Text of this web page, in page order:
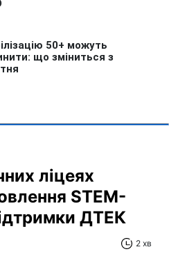
ліцеях
STEM-
ДТЕК​‌
2 хв